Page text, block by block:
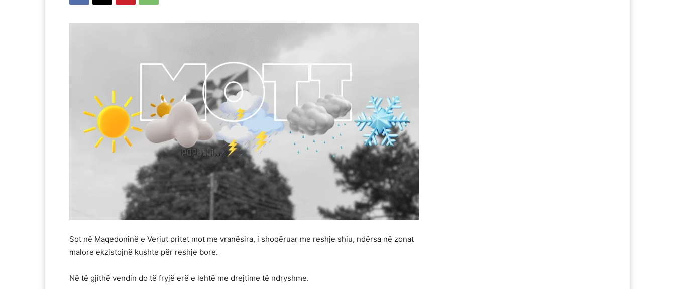
Sot në Maqedoninë e Veriut pritet mot me vranësira, i shoqëruar me reshje shiu, ndërsa në zonat
malore ekzistojnë kushte për reshje bore.
Në të gjithë vendin do të fryjë erë e lehtë me drejtime të ndryshme.